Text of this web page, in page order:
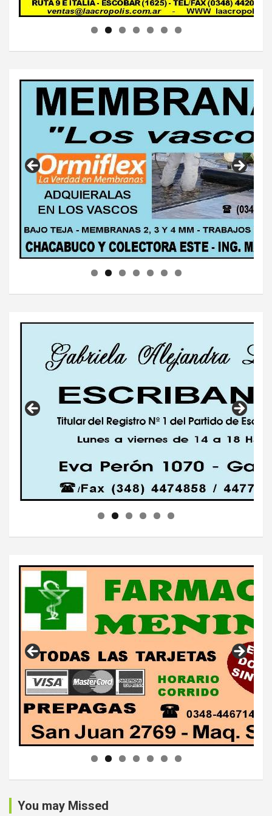
You may Missed